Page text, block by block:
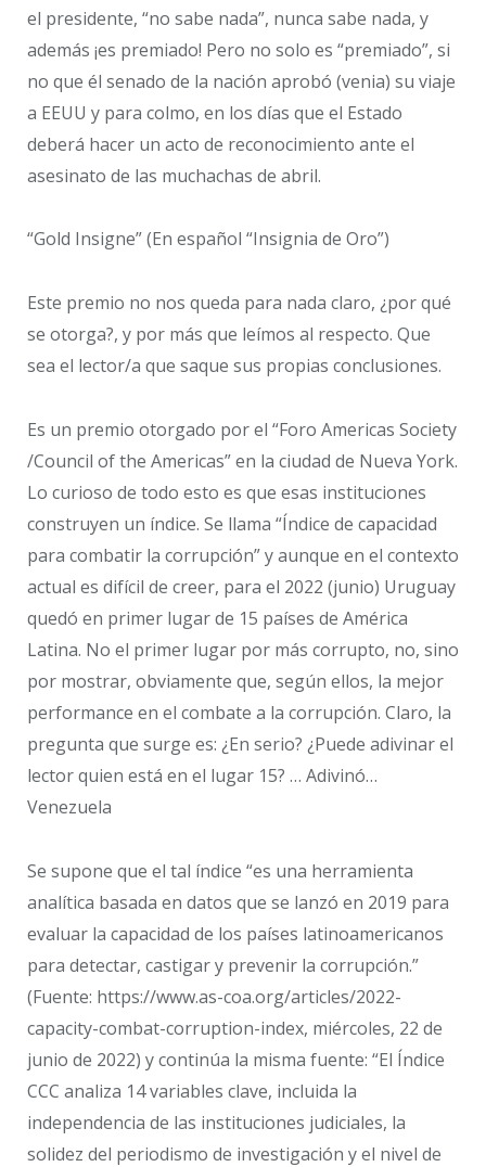
el presidente, “no sabe nada”, nunca sabe nada, y
además ¡es premiado! Pero no solo es “premiado”, si
no que él senado de la nación aprobó (venia) su viaje
a EEUU y para colmo, en los días que el Estado
deberá hacer un acto de reconocimiento ante el
asesinato de las muchachas de abril.
“Gold Insigne” (En español “Insignia de Oro”)
Este premio no nos queda para nada claro, ¿por qué
se otorga?, y por más que leímos al respecto. Que
sea el lector/a que saque sus propias conclusiones.
Es un premio otorgado por el “Foro Americas Society
/Council of the Americas” en la ciudad de Nueva York.
Lo curioso de todo esto es que esas instituciones
construyen un índice. Se llama “Índice de capacidad
para combatir la corrupción” y aunque en el contexto
actual es difícil de creer, para el 2022 (junio) Uruguay
quedó en primer lugar de 15 países de América
Latina. No el primer lugar por más corrupto, no, sino
por mostrar, obviamente que, según ellos, la mejor
performance en el combate a la corrupción. Claro, la
pregunta que surge es: ¿En serio? ¿Puede adivinar el
lector quien está en el lugar 15? … Adivinó…
Venezuela
Se supone que el tal índice “es una herramienta
analítica basada en datos que se lanzó en 2019 para
evaluar la capacidad de los países latinoamericanos
para detectar, castigar y prevenir la corrupción.”
(Fuente: https://www.as-coa.org/articles/2022-
capacity-combat-corruption-index, miércoles, 22 de
junio de 2022) y continúa la misma fuente: “El Índice
CCC analiza 14 variables clave, incluida la
independencia de las instituciones judiciales, la
solidez del periodismo de investigación y el nivel de